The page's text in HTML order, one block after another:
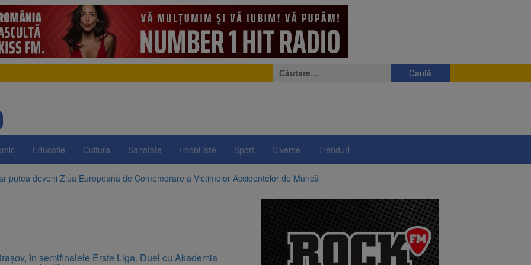
Caută
după:
Educatie Cultura Sanatate Imobiliare Sport Diverse Trenduri
putea deveni Ziua Europeană de Comemorare a Victimelor Accidentelor de Muncă
la apelul pentru reducerea consumului de energie. Nivelul Dunării a început să crească
Română pentru Iluminat cere reducerea luminii pe timpul nopții, nu oprirea iluminatului public
în semifinalele Erste Liga. Duel cu Akademia